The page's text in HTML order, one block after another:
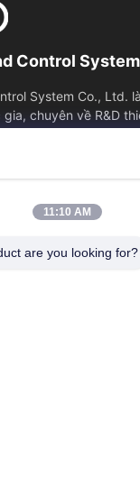
Control
System Co., Ltd.
chuyên về R&D
Về Chúng
Kiểm Soát
11:10 AM
are you looking for?